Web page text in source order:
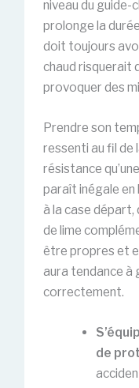
niveau du guide-
prolonge la
doit toujours
chaud risquerait
provoquer des
Prendre son
ressenti au fil de
résistance
paraît inégale en
à la case départ,
de lime
être propres et
aura tendance à
correctement.
de